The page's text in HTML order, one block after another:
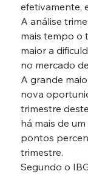
efetivamente,
A análise
mais tempo o
maior a
no mercado
A grande
nova
trimestre
há mais de
pontos
trimestre.
Segundo o